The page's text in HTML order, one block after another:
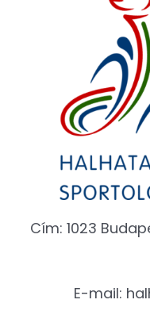
Cím: 1023
E-mail: